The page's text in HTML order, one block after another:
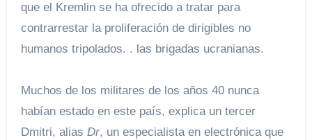
que el Kremlin se ha ofrecido a tratar para
contrarrestar la proliferación de dirigibles no
humanos tripolados. . las brigadas ucranianas.
Muchos de los militares de los años 40 nunca
habían estado en este país, explica un tercer
Dmitri, alias Dr, un especialista en electrónica que